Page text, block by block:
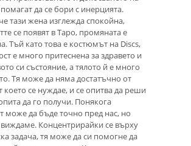
да се бори с инерцията.
тази жена изглежда спокойна,
се появят в Таро, промяната е
Тъй като това е костюмът на Discs,
е много притеснена за здравето и
си състояние, а тялото й е много
Тя може да няма достатъчно от
което се нуждае, и се опитва да реши
да го получи. Понякога
може да бъде точно пред нас, но
Концентрирайки се върху
задача, тя може да си помогне да